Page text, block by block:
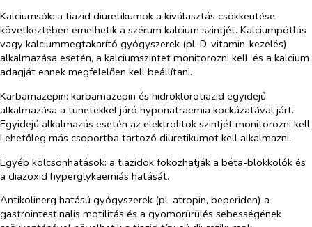
Kalciumsók: a tiazid diuretikumok a kiválasztás csökkentése
következtében emelhetik a szérum kalcium szintjét. Kalciumpótlás
vagy kalciummegtakarító gyógyszerek (pl. D-vitamin-kezelés)
alkalmazása esetén, a kalciumszintet monitorozni kell, és a kalcium
adagját ennek megfelelően kell beállítani.
Karbamazepin: karbamazepin és hidroklorotiazid egyidejű
alkalmazása a tünetekkel járó hyponatraemia kockázatával járt.
Egyidejű alkalmazás esetén az elektrolitok szintjét monitorozni kell.
Lehetőleg más csoportba tartozó diuretikumot kell alkalmazni.
Egyéb kölcsönhatások: a tiazidok fokozhatják a béta-blokkolók és
a diazoxid hyperglykaemiás hatását.
Antikolinerg hatású gyógyszerek (pl. atropin, beperiden) a
gastrointestinalis motilitás és a gyomorürülés sebességének